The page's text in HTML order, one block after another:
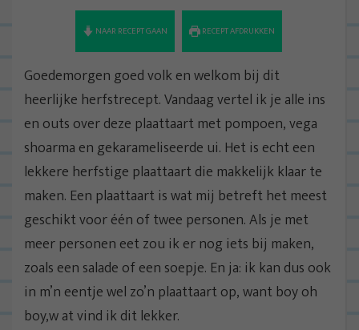
NAAR RECEPT GAAN RECEPT AFDRUKKEN
Goedemorgen goed volk en welkom bij dit
heerlijke herfstrecept. Vandaag vertel ik je alle ins
en outs over deze plaattaart met pompoen, vega
shoarma en gekarameliseerde ui. Het is echt een
lekkere herfstige plaattaart die makkelijk klaar te
maken. Een plaattaart is wat mij betreft het meest
geschikt voor één of twee personen. Als je met
meer personen eet zou ik er nog iets bij maken,
zoals een salade of een soepje. En ja: ik kan dus ook
in m’n eentje wel zo’n plaattaart op, want boy oh
boy,w at vind ik dit lekker.